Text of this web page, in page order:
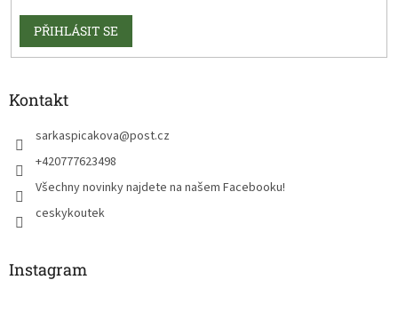
PŘIHLÁSIT SE
Kontakt
sarkaspicakova@post.cz
+420777623498
Všechny novinky najdete na našem Facebooku!
ceskykoutek
Instagram